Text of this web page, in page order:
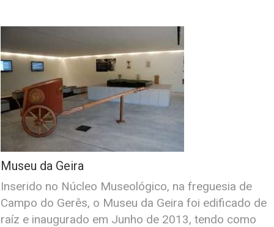
Museu da Geira
Inserido no Núcleo Museológico, na freguesia de
Campo do Gerês, o Museu da Geira foi edificado de
raíz e inaugurado em Junho de 2013, tendo como